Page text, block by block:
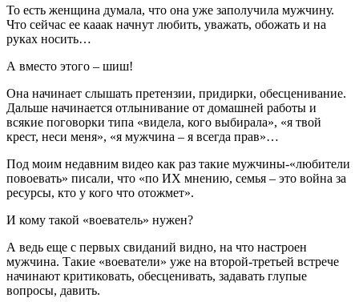
То есть женщина думала, что она уже заполучила мужчину.
Что сейчас ее кааак начнут любить, уважать, обожать и на
руках носить…
А вместо этого – шиш!
Она начинает слышать претензии, придирки, обесценивание.
Дальше начинается отлынивание от домашней работы и
всякие поговорки типа «видела, кого выбирала», «я твой
крест, неси меня», «я мужчина – я всегда прав»…
Под моим недавним видео как раз такие мужчины-«любители
повоевать» писали, что «по ИХ мнению, семья – это война за
ресурсы, кто у кого что отожмет».
И кому такой «воеватель» нужен?
А ведь еще с первых свиданий видно, на что настроен
мужчина. Такие «воеватели» уже на второй-третьей встрече
начинают критиковать, обесценивать, задавать глупые
вопросы, давить.